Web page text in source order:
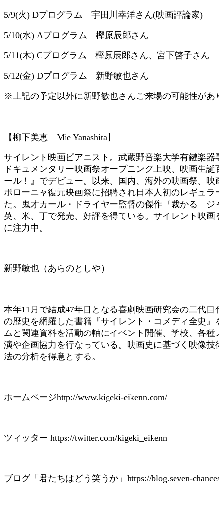
5/9(火) Dプログラム 宇田川幸洋さん(映画評論家)
5/10(水) Aプログラム 樫原辰郎さん
5/11(木) Cプログラム 樫原辰郎さん、宮下啓子さん
5/12(金) Dプログラム 新野敏也さん
※上記の予定以外に新野敏也さんご来場の可能性があ
【柳下美恵 Mie Yanashita】
サイレント映画ピアニスト。武蔵野音楽大学有鍵楽器
ドキュメンタリー映画祭オープニング上映、映画生
ール！』でデビュー。以来、国内、海外の映画祭、映
ボローニャ復元映画祭に招聘され日本人初のレギュ
た。鬼才カール・ドライヤー監督の傑作『裁かるゝ
英、米、丁で発売、好評を得ている。サイレント映
に注力中。
新野敏也（あらのとしや）
本年11月で結成47年目となる喜劇映画研究会の二代目
の歴史を網羅した書籍『サイレント・コメディ全史
ムと関連資料を活動の軸にイベント開催、学校、各
演や企画協力を行なっている。映画史に基づく映像
法の分析を得意とする。
ホームページhttp://www.kigeki-eikenn.com/
ツィッター https://twitter.com/kigeki_eikenn
ブログ「君たちはどう笑うか」https://blog.seven-